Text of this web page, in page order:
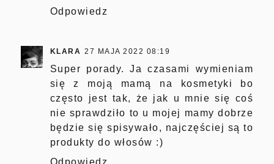
Odpowiedz
KLARA 27 MAJA 2022 08:19
Super porady. Ja czasami wymieniam
się z moją mamą na kosmetyki bo
często jest tak, że jak u mnie się coś
nie sprawdziło to u mojej mamy dobrze
będzie się spisywało, najczęściej są to
produkty do włosów :)